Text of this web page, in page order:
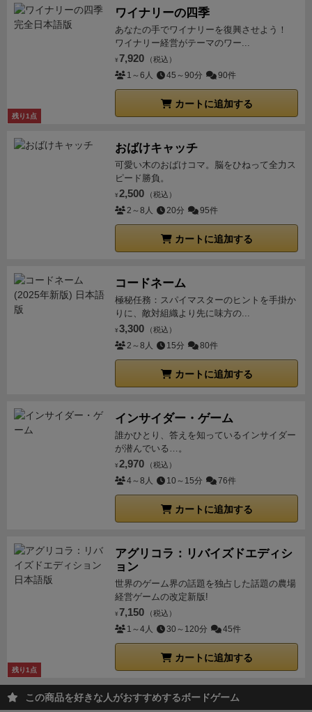
ブは待合所に置かれます。建造自分専用の施設を建造
します。3種類の建物それぞれ効果は異なりますが、
建造したところに他のプレイヤーが入ると２金支払い
中でも真ん中の軌道桟橋はプレイヤー同士で建
てていると他のプレイヤーの軌道桟橋間を行き来でき
ます。ただし利用料2金は支払います。建造に関して
は右端の本社衛星を建造できれば勝利点も60と破格に
20勝利点のチップがもらえます。
実は最終勝利計算時に1金が1勝利点になるん
そういうことです。
重要なアクションで、これをうまく駆使することでこ
のゲームがうまく運用できるかが決まってくる。
待機室にいるキューブ達を宇宙船に配置する。
エーテル結晶2つ使って配置された人員一人を別の能
いる)
エーテル結晶 この資源初期状態で2つ持っている
のだが、結構頻繁に獲得できる。しかし結構頻繁に消
サイコロの振り直しとかが主にこれを消費し
てやることで、運が悪いと一気に枯渇する。
少なくても初手で行うフリーアクシ
ョンはキューブの配置となるだろう。オーダーこのゲ
セスオーダー各国家にはプリンセスが存在する、プレ
イヤーは母星のプリンセスのオーダーを達成させるこ
とができます。このボードの上側がそうだが、共通し
てあるのが4色のタイルを集めると実績を１ライン5ま
で進めることである。最後の1つは国家によって異な
解除する場所はプリンセスの上にあるキュ
除するとカードが裏返り笑顔が見られ、勝利点がもら
える。 ん？デレたり、いちゃいちゃできないのかだ
異世界の受付嬢とは違い、相手はプリンセスだか
らなぁ・・・。シークレットオーダー
利点カードである。達成できればでかいが実行できな
ければ途中で達成して破棄すると4金が手に入る。
まず、得点の取り方が多彩で、ゲーム
開始前にプレイヤーに国家支援カードを2枚渡されど
ちらか1枚が使えます。それだけでも各国家によって
プレイの方向が違っているので、リプレイ性はあると
「積荷の実績を4色集める」「デンジャー（宇宙生物
カード）を3枚集める」「施設を3軒建造」等様々で
達成するごとに黒キューブ1つ獲得か収入3円アッ
プのどちらか選択できます。
①エーテル結晶１つ＝1円換算。待合室のキュー
ブを全て研究に配置してボーナスを獲得。②宇宙船ボ
ボードの縦列の勝利点＋後援者のオーダー2つクリア
済でカードが裏返ってたら加算
④投資タイル・戦力7
以上のデンジャーカード＋寄付・到達チップ
ード以外は条件達成に応じて得点加算
す。とりあえず得点シートが欲しいです。上から順番
にお金に変換していったら間違いにくいかな。
面・下箱側面等にも描かれていますが、獣人・ハイエ
ルフ・アラクネ等多種多様な人外姫の皆様。自分のシ
ートで8種、ボード両脇配置で４色×両面。
周するだけでも8回プレイ。支援能力もキャラごとに2
種あるんで倍の16回。ボードの配置条件も毎回変わる
ので飽きさせない仕様。充実のソロモードストイック
に得点を積むもよし、条件達成縛りで高難度にするも
んで純粋にゲームに集中できます。ランクも得点によ
って6段階。まだ「快晴」モードで中間のAかAA止まり
ですが、最高のS取れたら「曇天」モードに行こうと
意外とコンパクト。（容量に対して箱は小
このボリュームのゲームなのでボード類やトー
クン類の種類は多いものの、ソロ用だと80×80の机で
も特に窮屈さは感じませんでした。セットアップもそ
けっこうぎっちりになるので100均ケース等を使うと
浮きます。いい感じの収納を考えるか、諦めてジップ
袋で行くか。別のところで悩みどころが発生していま
宇宙船強化の楽しみ
ブを雇用か報酬で確保して配置する簡易使用ではあり
ますが、最初は荷物２つか1人(キャパ2)しか載せられ
なかった船倉がMax６まで大きくなったり、移動が2歩
星から星へ1回の移動でいけるようになったりと、す
できる効果持ち。課題となるのは現金。投資はタイル
とチップも強力だが高過ぎる。 亀屋が前回で暴れたが
伸びなかったのは資金の焦げ付きが原因だった。前々
回で伸び悩んだのは終了時ボーナスの弱さだった。
屋の動きを参考に出したアンサーはデンジャーをシバ
いて当座の金を確保、得た金子で投資を行う血染めの
投資戦法だ。結論から言うとこれは上手く行った。か
黒キューブと投資マネーを確保する。投資とデンジャ
ー狩りで稼いだキューブを使い戦力を稼ぐ事で火力を
底上げして強いデンジャーをシバき勝利点と物資を集
この好循環を重ねる事で安定した投資による将
させて大量得点を稼ぐことが出来た。4戦目。このド
スケベな格好をしたキャラは鬼のように強い。4戦を
だ。戦法を様々組み合わせる事で盤面や他のプレイヤ
ーに応じた対策を取ることが出来る。色んな要素が詰
め込まれた作品だが、バランスは高いレベルで取られ
ていて何をしても同じくらいの強さになっているよう
最高だ。何回でも遊びたい。
「積込」や「航行」のほか、建造や投資が行える「取
引」があり、配送などの報酬として得られるキューブ
を使用して船を強化すると一度に行える行動が拡張さ
れていくという仕組み。強化自体はフリーアクション
で、パラメータの組み換えもコストを支払うことで即
座に可能で、状況に合った船のカスタマイズも重要な
要素となる。個人的にビデオゲームのStarfieldやFTL
てスぺオペ感が増す要素に思える。
る宙域にはアステロイドやエーテル流、エーテル渦な
物や海賊の出没するデンジャーエリア、調査が必要な
必要がある。一度調査して航路を確保できれば、宇宙
も、調査が進めば航行しやすくなってくる
目的の星に荷下ろしした際に「実績」としてボード上
にチップが配置されていき、埋めたマスに記された報
酬を得ることができる。運送した積み荷は種類ごとに
横に整列して徐々に良い報酬となっていくほか、縦一
列を埋めることでもボーナスの勝利点が加算されると
をどこに運ぶのか、市場に配置された積み荷のチップ
をにらみながら計画を立てていく必要があり、悩まし
い要素でもある。実績ボードに配置できる積み荷の他
にも、通常より少し遠い位置にある星に輸送する必要
がある代わり、より良い報酬が得られる「乗客」や、
宙域のデンジャーエリアで戦闘を行って入手するデン
ジャーカードなども報酬や勝利点につながり、それぞ
組み換えと併せて柔軟に配送を行っていきたい。 その
他にも宙域に施設を建造して収入源にしたり、「投
資」として特殊効果のあるタイルを獲得したりと事業
を拡大させる方法がいろいろあるのだが、個人的にう
れしいのはどのアクションも勝利点につながるように
金をいくらかせいでも、ゲーム終了時には何の価値も
なくなる」ということがなく、所持金や定期収入の
額、手持ちのリソースなどもすべて得点として清算さ
れ（さすがに効率はあまりよくはないが）、最後のア
残り1点
ワイナリーの四季
あなたの手でワイナリーを復興させよう！
ワイナリー経営がテーマのワー...
¥ 7,920 （税込）
1～6人 45～90分 90件
カートに追加する
おばけキャッチ
可愛い木のおばけコマ。脳をひねって全力ス
ピード勝負。
¥ 2,500 （税込）
2～8人 20分 95件
カートに追加する
コードネーム
極秘任務：スパイマスターのヒントを手掛か
りに、敵対組織より先に味方の...
¥ 3,300 （税込）
2～8人 15分 80件
カートに追加する
インサイダー・ゲーム
誰かひとり、答えを知っているインサイダー
が潜んでいる…。
¥ 2,970 （税込）
4～8人 10～15分 76件
カートに追加する
残り1点
アグリコラ：リバイズドエディシ
ョン
世界のゲーム界の話題を独占した話題の農場
経営ゲームの改定新版!
¥ 7,150 （税込）
1～4人 30～120分 45件
カートに追加する
この商品を好きな人がおすすめするボードゲーム